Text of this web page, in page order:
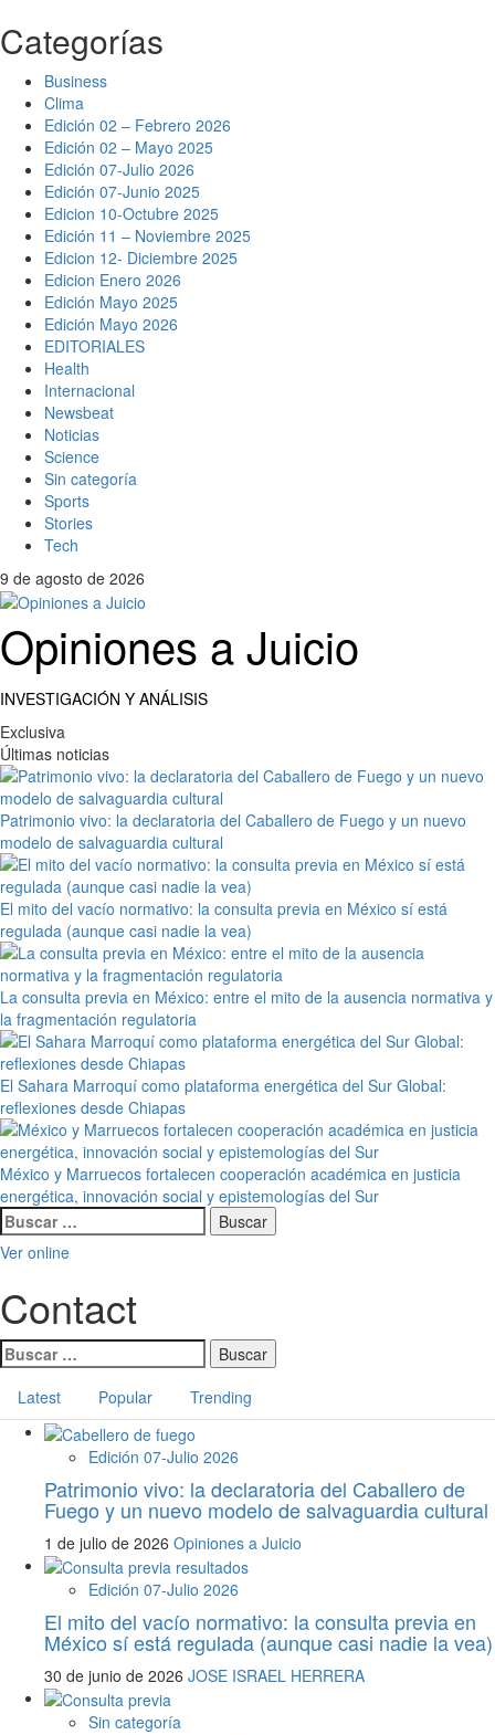
Saltar
al
contenido
Categorías
Business
Clima
Edición 02 – Febrero 2026
Edición 02 – Mayo 2025
Edición 07-Julio 2026
Edición 07-Junio 2025
Edicion 10-Octubre 2025
Edición 11 – Noviembre 2025
Edicion 12- Diciembre 2025
Edicion Enero 2026
Edición Mayo 2025
Edición Mayo 2026
EDITORIALES
Health
Internacional
Newsbeat
Noticias
Science
Sin categoría
Sports
Stories
Tech
9 de agosto de 2026
Opiniones a Juicio
INVESTIGACIÓN Y ANÁLISIS
Exclusiva
Últimas noticias
Patrimonio vivo: la declaratoria del Caballero de Fuego y un nuevo
modelo de salvaguardia cultural
El mito del vacío normativo: la consulta previa en México sí está
regulada (aunque casi nadie la vea)
La consulta previa en México: entre el mito de la ausencia normativa y
la fragmentación regulatoria
El Sahara Marroquí como plataforma energética del Sur Global:
reflexiones desde Chiapas
México y Marruecos fortalecen cooperación académica en justicia
energética, innovación social y epistemologías del Sur
Menú
principal
Buscar:
Ver online
Contact
Buscar:
Latest Popular Trending
Edición 07-Julio 2026
Patrimonio vivo: la declaratoria del Caballero de
Fuego y un nuevo modelo de salvaguardia cultural
1 de julio de 2026 Opiniones a Juicio
Edición 07-Julio 2026
El mito del vacío normativo: la consulta previa en
México sí está regulada (aunque casi nadie la vea)
30 de junio de 2026 JOSE ISRAEL HERRERA
Sin categoría